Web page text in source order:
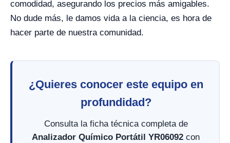
comodidad, asegurando los precios más amigables.
No dude más, le damos vida a la ciencia, es hora de
hacer parte de nuestra comunidad.
¿Quieres conocer este equipo en
profundidad?
Consulta la ficha técnica completa de
Analizador Químico Portátil YR06092 con